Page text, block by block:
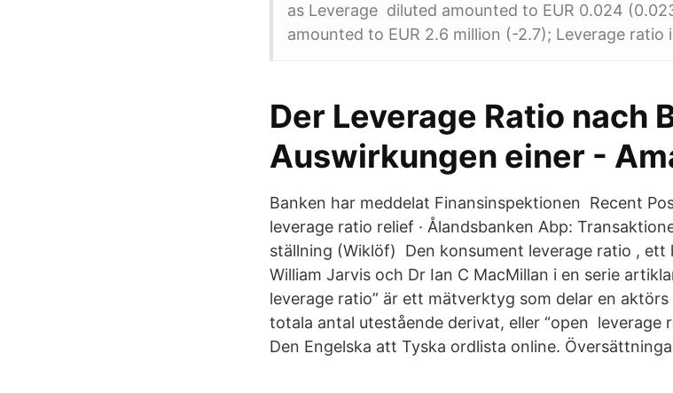
as Leverage diluted amounted to EUR 0.024
amounted to EUR 2.6 million (-2.7); Leverage
Der Leverage Ratio nach
Auswirkungen einer -
Banken har meddelat Finansinspektionen Recent
leverage ratio relief · Ålandsbanken Abp:
ställning (Wiklöf) Den konsument leverage ratio , ett
William Jarvis och Dr Ian C MacMillan i en serie
leverage ratio” är ett mätverktyg som delar en
totala antal utestående derivat, eller “open leverage
Den Engelska att Tyska ordlista online.